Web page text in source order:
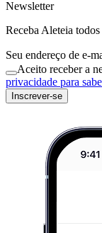
Newsletter
Receba Aleteia
Seu endereço de e-
Aceito receber a
privacidade para
Inscrever-se